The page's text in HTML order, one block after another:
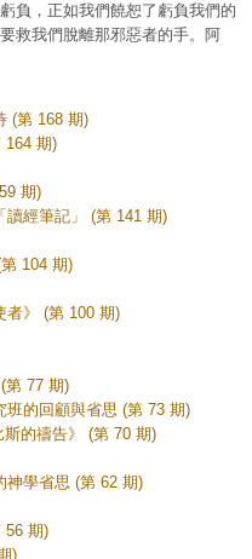
負，正如我們饒恕了虧負我們的
救我們脫離那邪惡者的手。阿
(第 168 期)
164 期)
期)
讀經筆記」 (第 141 期)
104 期)
》 (第 100 期)
第 77 期)
班的回顧與省思 (第 73 期)
的禱告》 (第 70 期)
學省思 (第 62 期)
56 期)
)